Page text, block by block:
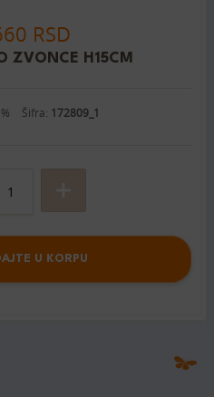
RSD
ZVONCE H15CM
Šifra: 172809_1
U KORPU